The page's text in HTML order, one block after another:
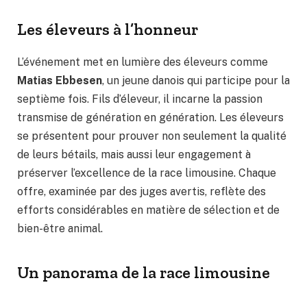
Les éleveurs à l’honneur
L’événement met en lumière des éleveurs comme
Matias Ebbesen, un jeune danois qui participe pour la
septième fois. Fils d’éleveur, il incarne la passion
transmise de génération en génération. Les éleveurs
se présentent pour prouver non seulement la qualité
de leurs bétails, mais aussi leur engagement à
préserver l’excellence de la race limousine. Chaque
offre, examinée par des juges avertis, reflète des
efforts considérables en matière de sélection et de
bien-être animal.
Un panorama de la race limousine